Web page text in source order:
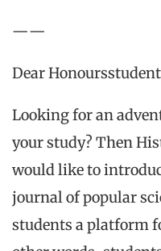
——
Dear
Looking foran
your study? Then
would like to
journalof popular
students a platform